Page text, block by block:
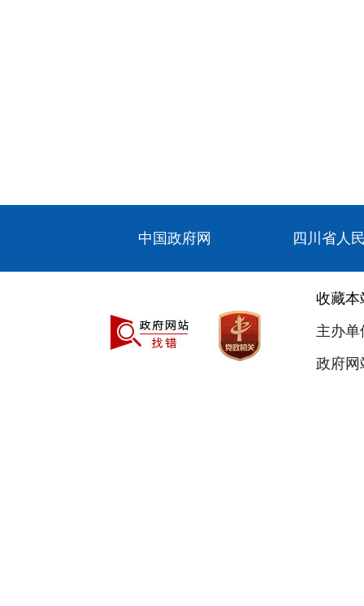
中国政府网 四川省人
收藏本
主办
政府网